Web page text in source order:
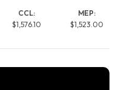
CCL:
$1,576.10
MEP:
$1,523.00